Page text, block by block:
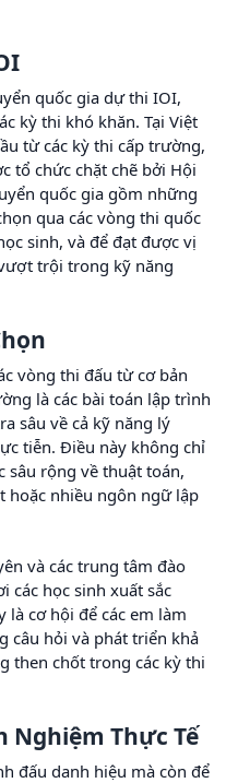
quốc gia dự thi IOI,
kỳ thi khó khăn. Tại Việt
từ các kỳ thi cấp trường,
tổ chức chặt chẽ bởi Hội
quốc gia gồm những
qua các vòng thi quốc
sinh, và để đạt được vị
trội trong kỹ năng
vòng thi đấu từ cơ bản
là các bài toán lập trình
sâu về cả kỹ năng lý
tiễn. Điều này không chỉ
sâu rộng về thuật toán,
hoặc nhiều ngôn ngữ lập
và các trung tâm đào
các học sinh xuất sắc
là cơ hội để các em làm
câu hỏi và phát triển khả
then chốt trong các kỳ thi
Nghiệm Thực Tế
đấu danh hiệu mà còn để